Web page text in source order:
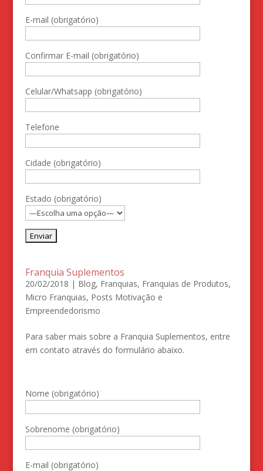
E-mail (obrigatório)
Confirmar E-mail (obrigatório)
Celular/Whatsapp (obrigatório)
Telefone
Cidade (obrigatório)
Estado (obrigatório)
Franquia Suplementos
20/02/2018 | Blog, Franquias, Franquias de Produtos,
Micro Franquias, Posts Motivação e
Empreendedorismo
Para saber mais sobre a Franquia Suplementos, entre
em contato através do formulário abaixo.
Nome (obrigatório)
Sobrenome (obrigatório)
E-mail (obrigatório)